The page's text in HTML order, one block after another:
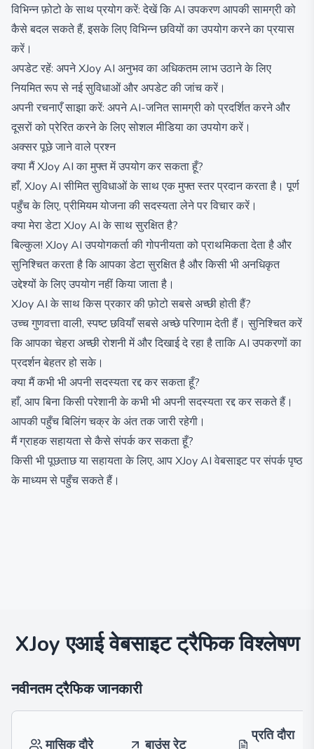
विभिन्न फ़ोटो के साथ प्रयोग करें: देखें कि AI उपकरण आपकी सामग्री को
कैसे बदल सकते हैं, इसके लिए विभिन्न छवियों का उपयोग करने का प्रयास
करें।
अपडेट रहें: अपने XJoy AI अनुभव का अधिकतम लाभ उठाने के लिए
नियमित रूप से नई सुविधाओं और अपडेट की जांच करें।
अपनी रचनाएँ साझा करें: अपने AI-जनित सामग्री को प्रदर्शित करने और
दूसरों को प्रेरित करने के लिए सोशल मीडिया का उपयोग करें।
अक्सर पूछे जाने वाले प्रश्न
क्या मैं XJoy AI का मुफ्त में उपयोग कर सकता हूँ?
हाँ, XJoy AI सीमित सुविधाओं के साथ एक मुफ्त स्तर प्रदान करता है। पूर्ण
पहुँच के लिए, प्रीमियम योजना की सदस्यता लेने पर विचार करें।
क्या मेरा डेटा XJoy AI के साथ सुरक्षित है?
बिल्कुल! XJoy AI उपयोगकर्ता की गोपनीयता को प्राथमिकता देता है और
सुनिश्चित करता है कि आपका डेटा सुरक्षित है और किसी भी अनधिकृत
उद्देश्यों के लिए उपयोग नहीं किया जाता है।
XJoy AI के साथ किस प्रकार की फ़ोटो सबसे अच्छी होती हैं?
उच्च गुणवत्ता वाली, स्पष्ट छवियाँ सबसे अच्छे परिणाम देती हैं। सुनिश्चित करें
कि आपका चेहरा अच्छी रोशनी में और दिखाई दे रहा है ताकि AI उपकरणों का
प्रदर्शन बेहतर हो सके।
क्या मैं कभी भी अपनी सदस्यता रद्द कर सकता हूँ?
हाँ, आप बिना किसी परेशानी के कभी भी अपनी सदस्यता रद्द कर सकते हैं।
आपकी पहुँच बिलिंग चक्र के अंत तक जारी रहेगी।
मैं ग्राहक सहायता से कैसे संपर्क कर सकता हूँ?
किसी भी पूछताछ या सहायता के लिए, आप XJoy AI वेबसाइट पर संपर्क पृष्ठ
के माध्यम से पहुँच सकते हैं।
XJoy एआईवेबसाइट ट्रैफिक विश्लेषण
नवीनतम ट्रैफिक जानकारी
मासिक दौरे बाउंस रेट
प्रति दौरा